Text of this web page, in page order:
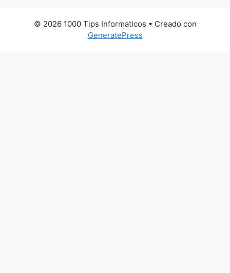
© 2026 1000 Tips Informaticos • Creado con
GeneratePress